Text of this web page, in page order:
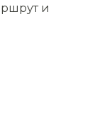
и